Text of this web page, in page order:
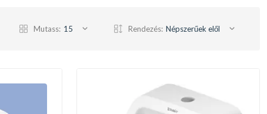
Mutass: 15 Rendezés: Népszerűek elől